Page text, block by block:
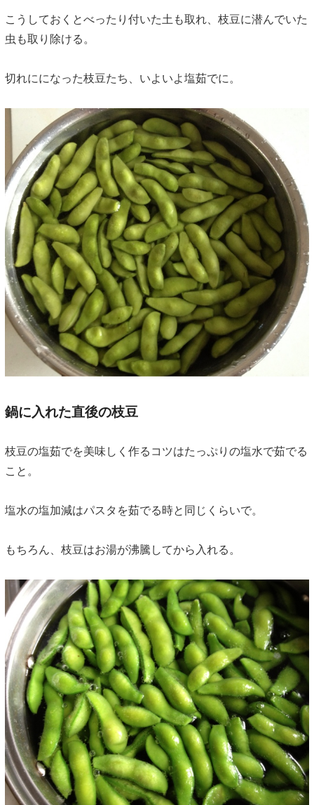
こうしておくとべったり付いた土も取れ、枝豆に潜んでいた
虫も取り除ける。
切れにになった枝豆たち、いよいよ塩茹でに。
鍋に入れた直後の枝豆
枝豆の塩茹でを美味しく作るコツはたっぷりの塩水で茹でる
こと。
塩水の塩加減はパスタを茹でる時と同じくらいで。
もちろん、枝豆はお湯が沸騰してから入れる。